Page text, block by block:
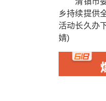
乡持续提供
活动长久办
婧)